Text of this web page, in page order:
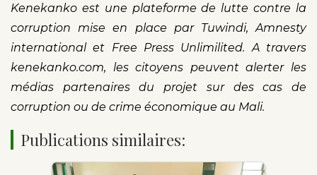
Kenekanko est une plateforme de lutte contre la
corruption mise en place par Tuwindi, Amnesty
international et Free Press Unlimilited. A travers
kenekanko.com, les citoyens peuvent alerter les
médias partenaires du projet sur des cas de
corruption ou de crime économique au Mali.
Publications similaires: